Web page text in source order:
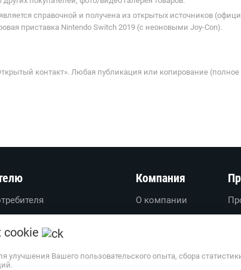
справочной и получена из открытых источников
приставка Nintendo Switch 2019 (с неоновыми Joy-Con).
контакт». Любая публикация или копирование
соглашение
обработки
данных
Компания
О компании
О проекте
Обратная связь
улучшения Вашего пользовательского опыта, сбора